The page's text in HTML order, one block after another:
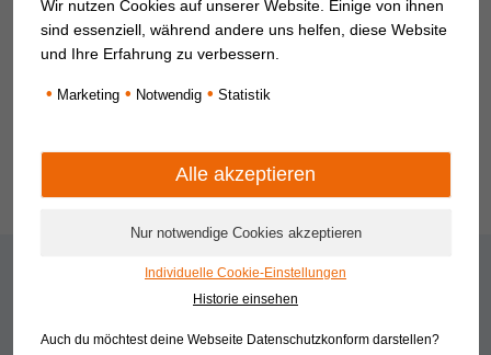
Wir helfen Ihnen weiter
Termin online vereinbaren
Wir nutzen Cookies auf unserer Website. Einige von ihnen
sind essenziell, während andere uns helfen, diese Website
und Ihre Erfahrung zu verbessern.
• Marketing • Notwendig • Statistik
Individuelle Cookie-Einstellungen
Historie einsehen
Auch du möchtest deine Webseite Datenschutzkonform darstellen?